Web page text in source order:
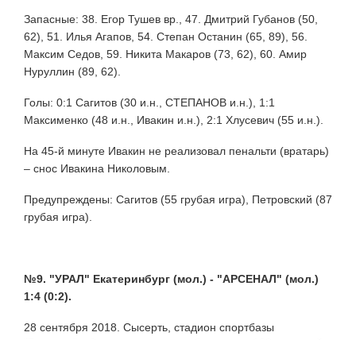
Запасные: 38. Егор Тушев вр., 47. Дмитрий Губанов (50,
62), 51. Илья Агапов, 54. Степан Останин (65, 89), 56.
Максим Седов, 59. Никита Макаров (73, 62), 60. Амир
Нуруллин (89, 62).
Голы: 0:1 Сагитов (30 и.н., СТЕПАНОВ и.н.), 1:1
Максименко (48 и.н., Ивакин и.н.), 2:1 Хлусевич (55 и.н.).
На 45-й минуте Ивакин не реализовал пенальти (вратарь)
– снос Ивакина Николовым.
Предупреждены: Сагитов (55 грубая игра), Петровский (87
грубая игра).
№9. "УРАЛ" Екатеринбург (мол.) - "АРСЕНАЛ" (мол.)
1:4 (0:2).
28 сентября 2018. Сысерть, стадион спортбазы